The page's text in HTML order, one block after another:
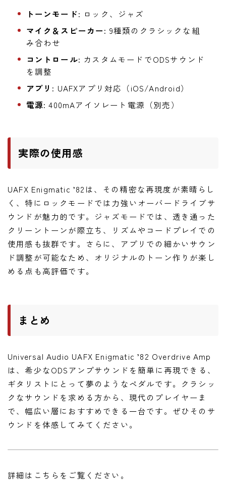
トーンモード: ロック、ジャズ
マイク＆スピーカー: 9種類のクラシックな組
み合わせ
コントロール: カスタムモードでODSサウンド
を調整
アプリ: UAFXアプリ対応（iOS/Android）
電源: 400mAアイソレート電源（別売）
実際の使用感
UAFX Enigmatic ’82は、その精密な再現度が素晴らし
く、特にロックモードでは力強いオーバードライブサ
ウンドが魅力的です。ジャズモードでは、透き通った
クリーントーンが際立ち、リズムやコードプレイでの
使用感も抜群です。さらに、アプリでの細かいサウン
ド調整が可能なため、オリジナルのトーン作りが楽し
める点も高評価です。
まとめ
Universal Audio UAFX Enigmatic ’82 Overdrive Amp
は、希少なODSアンプサウンドを簡単に再現できる、
ギタリストにとって夢のようなペダルです。クラシッ
クなサウンドを求める方から、現代のプレイヤーま
で、幅広い層におすすめできる一台です。ぜひそのサ
ウンドを体感してみてください。
詳細はこちらをご覧ください。